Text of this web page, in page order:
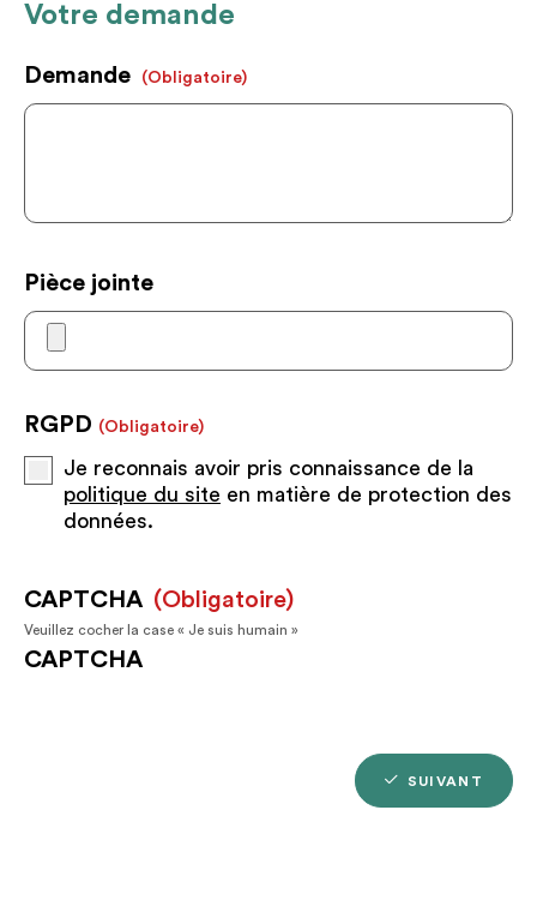
Votre demande
Demande (obligatoire)
Pièce jointe
RGPD (obligatoire)
Je reconnais avoir pris connaissance de la
politique du site en matière de protection des
données.
CAPTCHA (obligatoire)
Veuillez cocher la case « Je suis humain »
CAPTCHA
SUIVANT